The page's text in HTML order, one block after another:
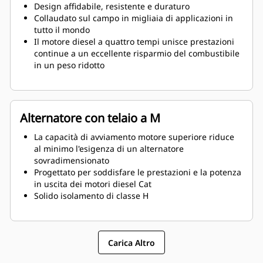
Design affidabile, resistente e duraturo
Collaudato sul campo in migliaia di applicazioni in
tutto il mondo
Il motore diesel a quattro tempi unisce prestazioni
continue a un eccellente risparmio del combustibile
in un peso ridotto
Alternatore con telaio a M
La capacità di avviamento motore superiore riduce
al minimo l'esigenza di un alternatore
sovradimensionato
Progettato per soddisfare le prestazioni e la potenza
in uscita dei motori diesel Cat
Solido isolamento di classe H
Carica Altro